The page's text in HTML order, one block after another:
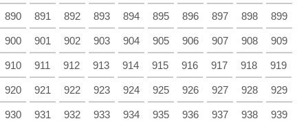
890 891 892 893 894 895 896 897 898 899
900 901 902 903 904 905 906 907 908 909
910 911 912 913 914 915 916 917 918 919
920 921 922 923 924 925 926 927 928 929
930 931 932 933 934 935 936 937 938 939